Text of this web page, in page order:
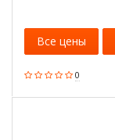
0
Все цены